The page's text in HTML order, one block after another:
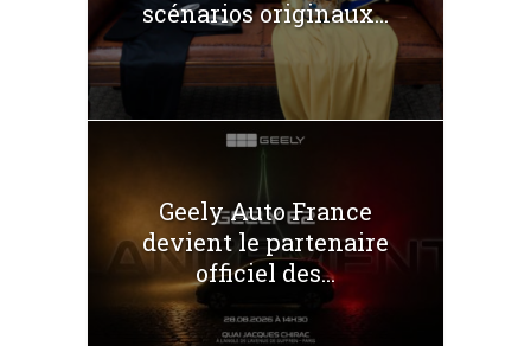
scénarios originaux...
Geely Auto France
devient le partenaire
officiel des...